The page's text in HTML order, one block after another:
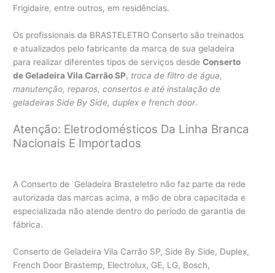
Frigidaire, entre outros, em residências.
Os profissionais da BRASTELETRO Conserto são treinados
e atualizados pelo fabricante da marca de sua geladeira
para realizar diferentes tipos de serviços desdeConserto
de Geladeira Vila Carrão SP, troca de filtro de água,
manutenção, reparos, consertos e até instalação de
geladeiras Side By Side, duplex e french door.
Atenção: Eletrodomésticos Da Linha Branca
Nacionais E Importados
A Conserto de Geladeira Brasteletro não faz parte da rede
autorizada das marcas acima, a mão de obra capacitada e
especializada não atende dentro do período de garantia de
fábrica.
Conserto de Geladeira Vila Carrão SP, Side By Side, Duplex,
French Door Brastemp, Electrolux, GE, LG, Bosch,